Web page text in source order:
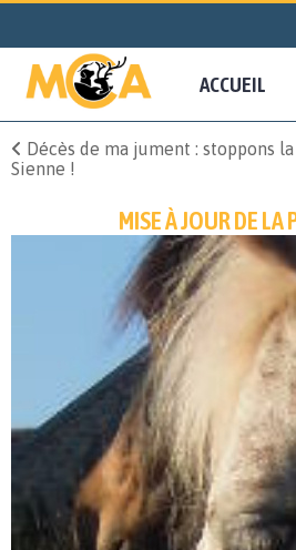
ACCUEIL
Décès de ma jument : stoppons
Sienne !
MISE À JOUR DE